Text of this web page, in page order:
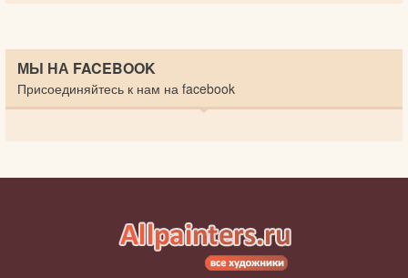
МЫ НА FACEBOOK
Присоединяйтесь к нам на facebook